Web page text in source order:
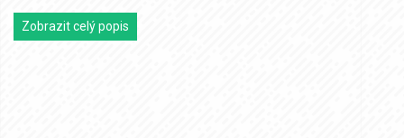
Zobrazit celý popis